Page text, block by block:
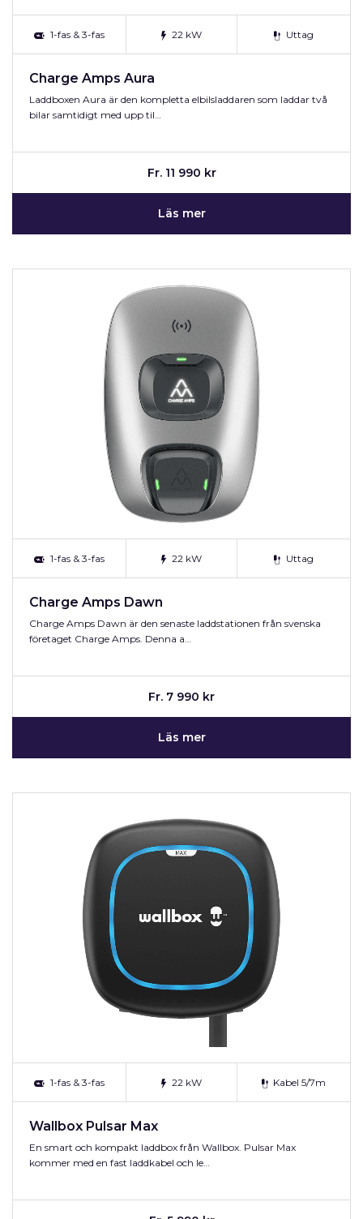
1-fas & 3-fas 22 kW Uttag
Charge Amps Aura
Laddboxen Aura är den kompletta elbilsladdaren som laddar två
bilar samtidigt med upp til…
Fr. 11 990 kr
Läs mer
1-fas & 3-fas 22 kW Uttag
Charge Amps Dawn
Charge Amps Dawn är den senaste laddstationen från svenska
företaget Charge Amps. Denna a…
Fr. 7 990 kr
Läs mer
1-fas & 3-fas 22 kW Kabel 5/7m
Wallbox Pulsar Max
En smart och kompakt laddbox från Wallbox. Pulsar Max
kommer med en fast laddkabel och le…